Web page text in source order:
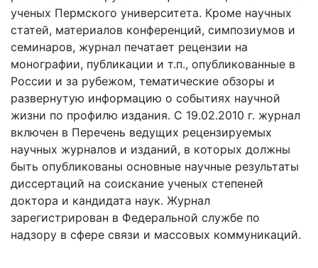
ученых Пермского университета. Кроме научных
статей, материалов конференций, симпозиумов и
семинаров, журнал печатает рецензии на
монографии, публикации и т.п., опубликованные в
России и за рубежом, тематические обзоры и
развернутую информацию о событиях научной
жизни по профилю издания. С 19.02.2010 г. журнал
включен в Перечень ведущих рецензируемых
научных журналов и изданий, в которых должны
быть опубликованы основные научные результаты
диссертаций на соискание ученых степеней
доктора и кандидата наук. Журнал
зарегистрирован в Федеральной службе по
надзору в сфере связи и массовых коммуникаций.